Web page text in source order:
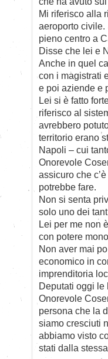
Mi riferisco alla
aeroporto civile.
pieno centro a
Disse che lei e
Anche in quel
con i magistrati
e poi aziende e
Lei si è fatto
riferisco al
avrebbero
territorio erano
Napoli – cui
Onorevole
assicuro che
potrebbe fare.
Non si senta
solo uno dei
Lei per me non
con potere
Non aver mai
economico in
imprenditoria
Deputati oggi le
Onorevole
persona che la
siamo cresciuti
abbiamo visto
stati dalla